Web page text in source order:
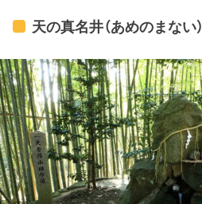
天の真名井（あめのまない）